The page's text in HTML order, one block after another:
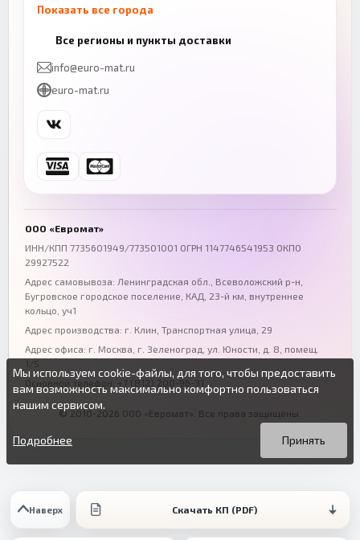
Наверх Скачать КП (PDF)
Показать все города
+7 (843) 206-01-30
Челябинск
+7 (343) 300-99-67
Ростов-на-Дону
+7 (863) 333-50-75
Волгоград
+7 (844) 261-36-12
Омск
Все регионы и пункты доставки
info@euro-mat.ru
euro-mat.ru
ООО «Евромат»
ИНН/КПП 7735601949/773501001 ОГРН 1147746541953 ОКПО
29927522
Адрес самовывоза: Ленинградская обл., Всеволожский р-н,
Бугровское городское поселение, КАД, 23-й км, внутреннее
кольцо, уч1
Адрес производства: г. Клин, Транспортная улица, 29
Адрес офиса: г. Москва, г. Зеленоград ул. Юности, д. 8, помещ.
1/5
Основной телефон:
+7 (812) 200-96-31
© 2010-2026 ООО «Евромат». Все права защищены.
Мы используем cookie-файлы, для того, чтобы предоставить
вам возможность максимально комфортно пользоваться
нашим сервисом.
Вы можете подробнее прочитать о cookie-файлах в открытых
источниках или изменить настройки своего браузера.
Продолжая пользоваться данным сайтом без изменения
настроек вы даете согласие на использование ваших cookie-
Принять
Подробнее